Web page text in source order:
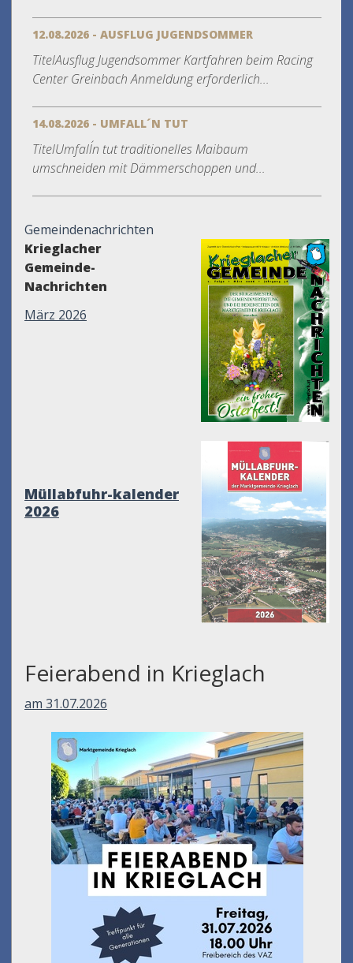
12.08.2026 - AUSFLUG JUGENDSOMMER
TitelAusflug Jugendsommer Kartfahren beim Racing
Center Greinbach Anmeldung erforderlich...
14.08.2026 - UMFALL´N TUT
TitelUmfall´n tut traditionelles Maibaum
umschneiden mit Dämmerschoppen und...
Gemeindenachrichten
Krieglacher
Gemeinde-
Nachrichten
März 2026
Müllabfuhr-kalender
2026
Feierabend in Krieglach
am 31.07.2026